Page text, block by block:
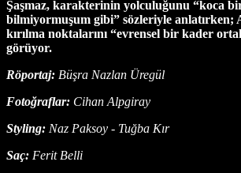
Şaşmaz, karakterinin yolculuğunu “koca
bilmiyormuşum gibi” sözleriyle anlatırken;
kırılma noktalarını “evrensel bir kader
görüyor.
Röportaj: Büşra Nazlan Üregül
Fotoğraflar: Cihan Alpgiray
Styling: Naz Paksoy - Tuğba Kır
Saç: Ferit Belli